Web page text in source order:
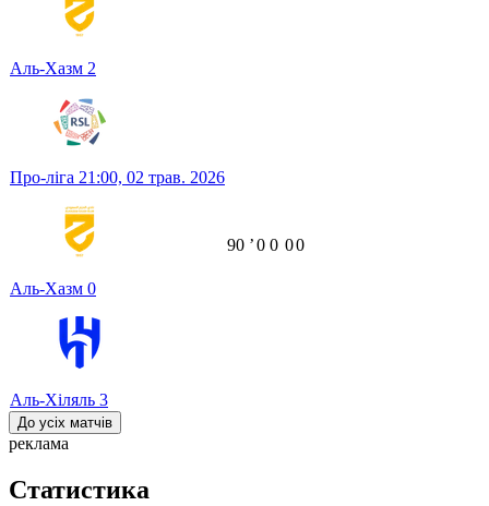
Аль-Хазм 2
Про-ліга 21:00, 02 трав. 2026
Аль-Хазм 0
Аль-Хіляль 3
90 ʼ0 0 00
До усіх матчів
реклама
Статистика